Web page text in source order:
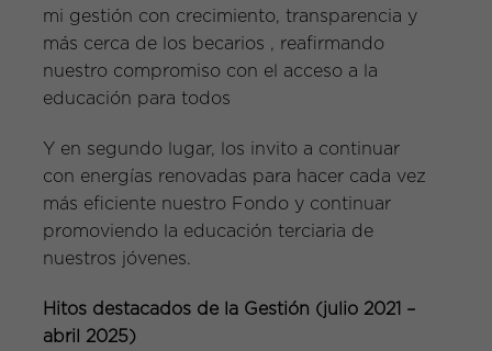
mi gestión con crecimiento, transparencia y
más cerca de los becarios , reafirmando
nuestro compromiso con el acceso a la
educación para todos
Y en segundo lugar, los invito a continuar
con energías renovadas para hacer cada vez
más eficiente nuestro Fondo y continuar
promoviendo la educación terciaria de
nuestros jóvenes.
Hitos destacados de la Gestión (julio 2021 –
abril 2025)